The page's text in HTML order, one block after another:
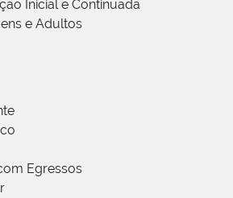
Inicial e Continuada
e Adultos
Egressos